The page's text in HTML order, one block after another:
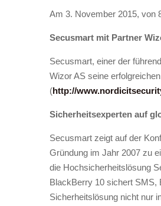
Am 3. November 2015, von
Secusmart mit Partner
Secusmart, einer der
Wizor AS seine
(http://
Sicherheitsexperten auf
Secusmart zeigt auf der
Gründung im Jahr 2007 zu
die Hochsicherheitslösung
BlackBerry 10 sichert SMS,
Sicherheitslösung nicht nur